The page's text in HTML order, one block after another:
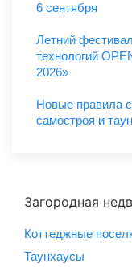
6 сентября
Летний
технологий
2026»
Новые правила
самостроя и
Загородная
Коттеджные
Таунхаусы